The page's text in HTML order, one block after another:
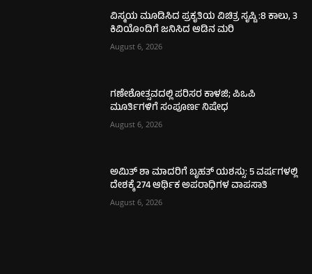
ವಿಸ್ಮಯ ಮೂಡಿಸಿದ ಪ್ರಕೃತಿಯ ವಿಚಿತ್ರ ಸೃಷ್ಟಿ :8 ಕಾಲು, 3
ಕಿವಿಯೊಂದಿಗೆ ಜನಿಸಿದ ಆಡಿನ ಮರಿ
August 6, 2026
ಗಣೇಶೋತ್ಸವದಲ್ಲಿ ಪರಿಸರ ಕಾಳಜಿ; ಪಿಒಪಿ
ಮೂರ್ತಿಗಳಿಗೆ ಸಂಪೂರ್ಣ ನಿಷೇಧ
August 6, 2026
ಅಮಿತ್ ಶಾ ಮಾದರಿಗೆ ಬೃಹತ್ ಯಶಸ್ಸು: 5 ವರ್ಷಗಳಲ್ಲಿ
ದೇಶಕ್ಕೆ 274 ಆರ್ಥಿಕ ಅಪರಾಧಿಗಳ ವಾಪಸಾತಿ
August 6, 2026